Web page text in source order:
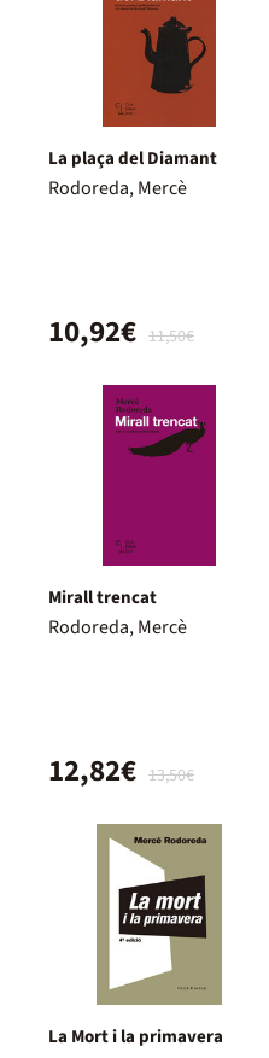
La plaça del Diamant
Rodoreda, Mercè
11,50€
10,92€
Mirall trencat
Rodoreda, Mercè
13,50€
12,82€
La Mort i la primavera